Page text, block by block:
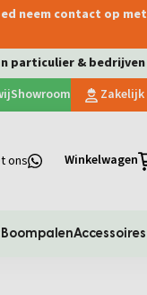
neem contact op met
particulier & bedrijven
Showroom Zakelijk
ons Winkelwagen
BoompalenAccessoires